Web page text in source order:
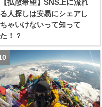
【拡散希望】SNS上に流れ
る人探しは安易にシェアし
ちゃいけないって知って
た！？